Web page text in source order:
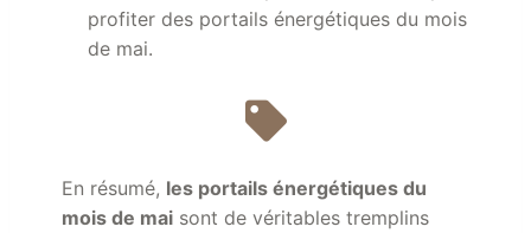
profiter des portails énergétiques du mois
de mai.
En résumé, les portails énergétiques du
mois de mai sont de véritables tremplins